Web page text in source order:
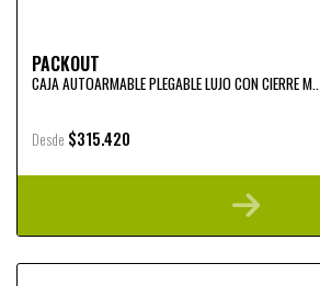
PACKOUT
CAJA AUTOARMABLE PLEGABLE LUJO CON CIERRE M..
Desde $315.420